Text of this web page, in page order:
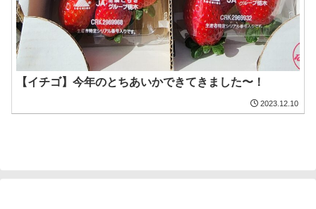
【イチゴ】今年のとちあいかできてきました〜！
2023.12.10